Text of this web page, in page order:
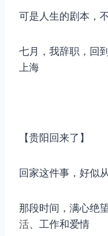
可是人生的剧本，
七月，我辞职，回
上海
【贵阳回来了】
回家这件事，好似
那段时间，满心绝
活、工作和爱情